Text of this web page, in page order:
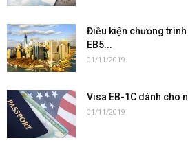
Điều kiện chương
EB5...
01/11/2019
Visa EB-1C dành cho
01/11/2019